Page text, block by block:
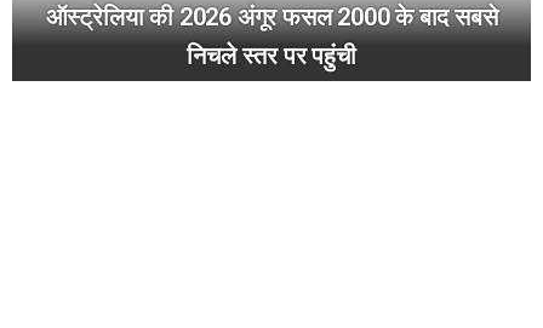
ऑस्ट्रेलिया की 2026 अंगूर फसल 2000 के बाद सबसे
निचले स्तर पर पहुंची